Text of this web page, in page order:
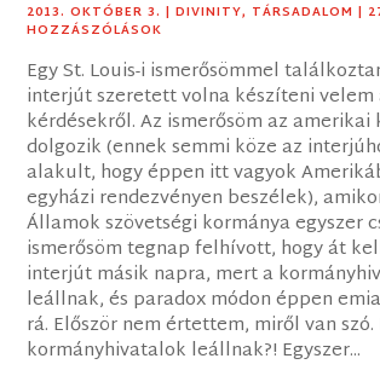
2013. OKTÓBER 3. |DIVINITY, TÁRSADALOM |
HOZZÁSZÓLÁSOK
Egy St. Louis-i ismerősömmel
interjút szeretett volna készíteni
kérdésekről. Az ismerősöm az amerikai
dolgozik (ennek semmi köze az
alakult, hogy éppen itt vagyok
egyházi rendezvényen beszélek),
Államok szövetségi kormánya egyszer
ismerősöm tegnap felhívott, hogy át
interjút másik napra, mert a
leállnak, és paradox módon éppen
rá. Először nem értettem, miről van szó.
kormányhivatalok leállnak?! Egyszer...